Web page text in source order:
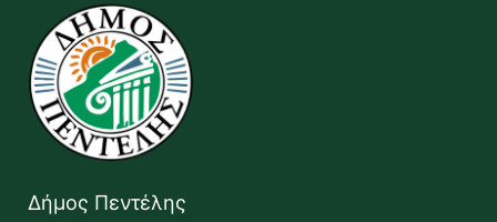
Δήμος Πεντέλης